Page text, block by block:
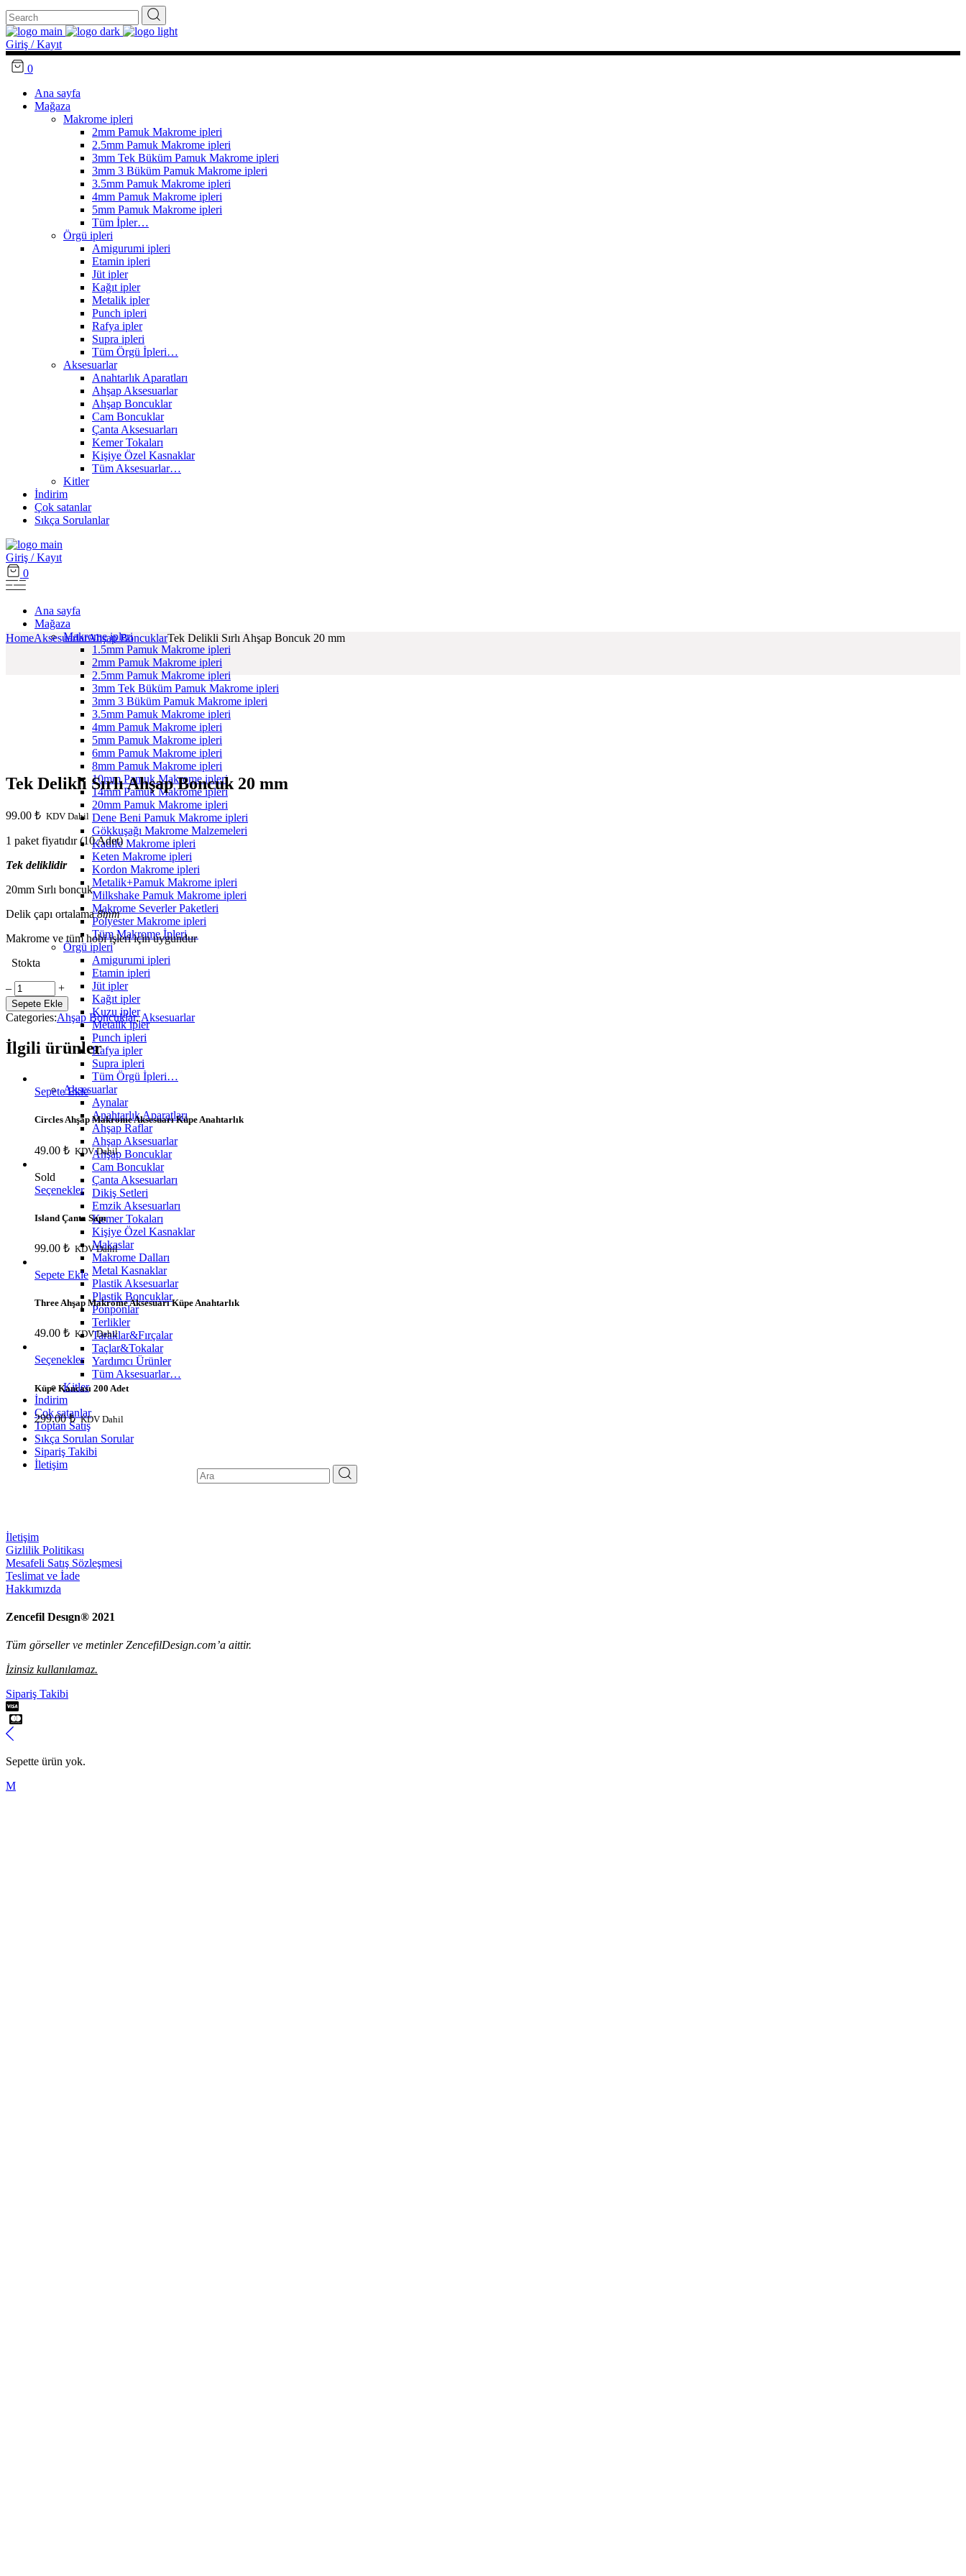
Search
for:
Giriş / Kayıt
0
Ana sayfa
Mağaza
Makrome ipleri
2mm Pamuk Makrome ipleri
2.5mm Pamuk Makrome ipleri
3mm Tek Büküm Pamuk Makrome ipleri
3mm 3 Büküm Pamuk Makrome ipleri
3.5mm Pamuk Makrome ipleri
4mm Pamuk Makrome ipleri
5mm Pamuk Makrome ipleri
Tüm İpler…
Örgü ipleri
Amigurumi ipleri
Etamin ipleri
Jüt ipler
Kağıt ipler
Metalik ipler
Punch ipleri
Rafya ipler
Supra ipleri
Tüm Örgü İpleri…
Aksesuarlar
Anahtarlık Aparatları
Ahşap Aksesuarlar
Ahşap Boncuklar
Cam Boncuklar
Çanta Aksesuarları
Kemer Tokaları
Kişiye Özel Kasnaklar
Tüm Aksesuarlar…
Kitler
İndirim
Çok satanlar
Sıkça Sorulanlar
Giriş / Kayıt
0
Ana sayfa
Mağaza
Makrome ipleri
1.5mm Pamuk Makrome ipleri
2mm Pamuk Makrome ipleri
2.5mm Pamuk Makrome ipleri
3mm Tek Büküm Pamuk Makrome ipleri
3mm 3 Büküm Pamuk Makrome ipleri
3.5mm Pamuk Makrome ipleri
4mm Pamuk Makrome ipleri
5mm Pamuk Makrome ipleri
6mm Pamuk Makrome ipleri
8mm Pamuk Makrome ipleri
10mm Pamuk Makrome ipleri
14mm Pamuk Makrome ipleri
20mm Pamuk Makrome ipleri
Dene Beni Pamuk Makrome ipleri
Gökkuşağı Makrome Malzemeleri
Kadife Makrome ipleri
Keten Makrome ipleri
Kordon Makrome ipleri
Metalik+Pamuk Makrome ipleri
Milkshake Pamuk Makrome ipleri
Makrome Severler Paketleri
Polyester Makrome ipleri
Tüm Makrome İpleri…
Örgü ipleri
Amigurumi ipleri
Etamin ipleri
Jüt ipler
Kağıt ipler
Kuzu ipler
Metalik ipler
Punch ipleri
Rafya ipler
Supra ipleri
Tüm Örgü İpleri…
Aksesuarlar
Aynalar
Anahtarlık Aparatları
Ahşap Raflar
Ahşap Aksesuarlar
Ahşap Boncuklar
Cam Boncuklar
Çanta Aksesuarları
Dikiş Setleri
Emzik Aksesuarları
Kemer Tokaları
Kişiye Özel Kasnaklar
Makaslar
Makrome Dalları
Metal Kasnaklar
Plastik Aksesuarlar
Plastik Boncuklar
Ponponlar
Terlikler
Taraklar&Fırçalar
Taçlar&Tokalar
Yardımcı Ürünler
Tüm Aksesuarlar…
Kitler
İndirim
Çok satanlar
Toptan Satış
Sıkça Sorulan Sorular
Sipariş Takibi
İletişim
Search
for:
HomeAksesuarlarAhşap BoncuklarTek Delikli Sırlı Ahşap Boncuk 20 mm
Tek Delikli Sırlı Ahşap Boncuk 20 mm
99.00 ₺ KDV Dahil
1 paket fiyatıdır (10 Adet)
Tek deliklidir
20mm Sırlı boncuk
Delik çapı ortalama8mm
Makrome ve tüm hobi işleri için uygundur
Stokta
Tek
Delikli
Sırlı
Ahşap
Boncuk
20
quantity
‒ +
Sepete Ekle
Categories:Ahşap Boncuklar,Aksesuarlar
İlgili ürünler
Sepete Ekle
Circles Ahşap Makrome Aksesuarı Küpe Anahtarlık
49.00 ₺ KDV Dahil
Sold
Seçenekler
Island Çanta Sapı
99.00 ₺ KDV Dahil
Sepete Ekle
Three Ahşap Makrome Aksesuarı Küpe Anahtarlık
49.00 ₺ KDV Dahil
Seçenekler
Küpe Kancası 200 Adet
299.00₺ KDV Dahil
İletişim
Gizlilik Politikası
Mesafeli Satış Sözleşmesi
Teslimat ve İade
Hakkımızda
Zencefil Desıgn® 2021
Tüm görseller ve metinler ZencefilDesign.com’a aittir.
İzinsiz kullanılamaz.
Sipariş Takibi
Sepette ürün yok.